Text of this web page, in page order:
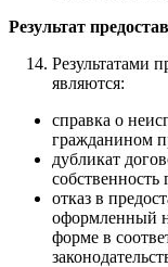
Результат
Результатами
являются:
справка о
гражданином
дубликат
собственность
отказ в
оформленный
форме в